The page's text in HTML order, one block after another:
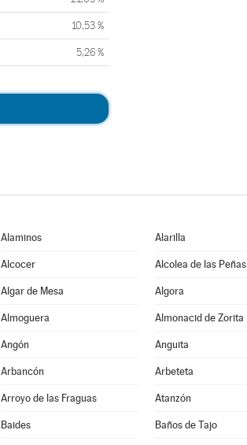
10,53 %
5,26 %
Alaminos Alarilla
Alcocer Alcolea de las Peñas
Algar de Mesa Algora
Almoguera Almonacid de Zorita
Angón Anguita
Arbancón Arbeteta
Arroyo de las Fraguas Atanzón
Baides Baños de Tajo